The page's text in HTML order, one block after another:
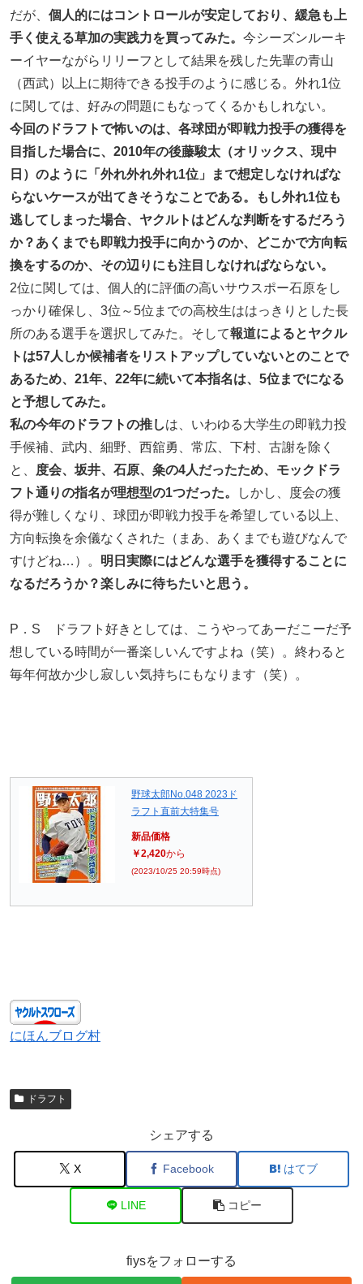
だが、 個人的にはコントロールが安定しており、緩急も上
手く使える草加の実践力を買ってみた。 今シーズンルーキ
ーイヤーながらリリーフとして結果を残した先輩の青山
（西武）以上に期待できる投手のように感じる。外れ1位
に関しては、好みの問題にもなってくるかもしれない。
今回のドラフトで怖いのは、各球団が即戦力投手の獲得を
目指した場合に、2010年の後藤駿太（オリックス、現中
日）のように「外れ外れ外れ1位」まで想定しなければな
らないケースが出てきそうなことである。もし外れ1位も
逃してしまった場合、ヤクルトはどんな判断をするだろう
か？あくまでも即戦力投手に向かうのか、どこかで方向転
換をするのか、その辺りにも注目しなければならない。
2位に関しては、個人的に評価の高いサウスポー石原をし
っかり確保し、3位～5位までの高校生ははっきりとした長
所のある選手を選択してみた。そして報道によるとヤクル
トは57人しか候補者をリストアップしていないとのことで
あるため、21年、22年に続いて本指名は、5位までになる
と予想してみた。
私の今年のドラフトの推しは、いわゆる大学生の即戦力投
手候補、武内、細野、西舘勇、常広、下村、古謝を除く
と、
度会、坂井、石原、粂の4人だったため、モックドラ
フト通りの指名が理想型の1つだった。
しかし、度会の獲
得が難しくなり、球団が即戦力投手を希望している以上、
方向転換を余儀なくされた（まあ、あくまでも遊びなんで
すけどね…）。 明日実際にはどんな選手を獲得することに
なるだろうか？楽しみに待ちたいと思う。
P．S ドラフト好きとしては、こうやってあーだこーだ予
想している時間が一番楽しいんですよね（笑）。終わると
毎年何故か少し寂しい気持ちにもなります（笑）。
野球太郎No.048 2023ド
ラフト直前大特集号
新品価格
￥2,420から
(2023/10/25 20:59時点)
にほんブログ村
ドラフト
シェアする
X Facebook はてブ
LINE コピー
fiysをフォローする